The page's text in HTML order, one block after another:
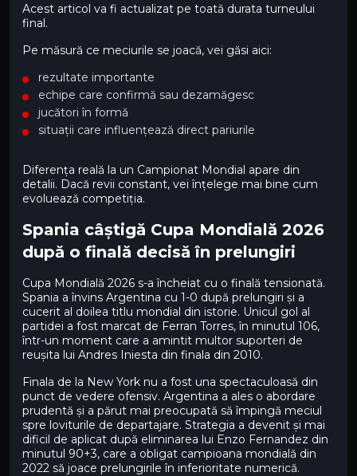
Acest articol va fi actualizat pe toată durata turneului
final.
Pe măsură ce meciurile se joacă, vei găsi aici:
rezultate importante
echipe care confirmă sau dezamăgesc
jucători în formă
situații care influențează direct pariurile
Diferența reală la un Campionat Mondial apare din
detalii. Dacă revii constant, vei înțelege mai bine cum
evoluează competiția.
Spania câștigă Cupa Mondială 2026
după o finală decisă în prelungiri
Cupa Mondială 2026 s-a încheiat cu o finală tensionată.
Spania a învins Argentina cu 1-0 după prelungiri și a
cucerit al doilea titlu mondial din istorie. Unicul gol al
partidei a fost marcat de Ferran Torres, în minutul 106,
într-un moment care a amintit multor suporteri de
reușita lui Andres Iniesta din finala din 2010.
Finala de la New York nu a fost una spectaculoasă din
punct de vedere ofensiv. Argentina a ales o abordare
prudentă și a părut mai preocupată să împingă meciul
spre loviturile de departajare. Strategia a devenit și mai
dificil de aplicat după eliminarea lui Enzo Fernandez din
minutul 90+3, care a obligat campioana mondială din
2022 să joace prelungirile în inferioritate numerică.